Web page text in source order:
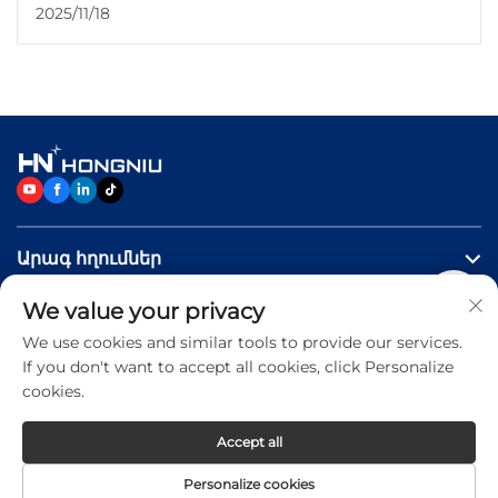
ժամանակակից սալվածքների մշակման մեջ:
CNC մանրաթելային լազերային հատման
Դրա աճը ոչ միայն պատահական է, այլև
ժամանակավոր չէ՝ տեխնոլոգիան...
2025/11/18
Արագ հղումներ
ԱՊՐԱՆՔՆԵՐ
Կապվեք մեզ հետ
Copyright © 2026 Jinan Hongniu Machinery Equipment
We value your privacy
We use cookies and similar tools to provide our services.
If you don't want to accept all cookies, click Personalize
cookies.
Personalize cookies
Accept all